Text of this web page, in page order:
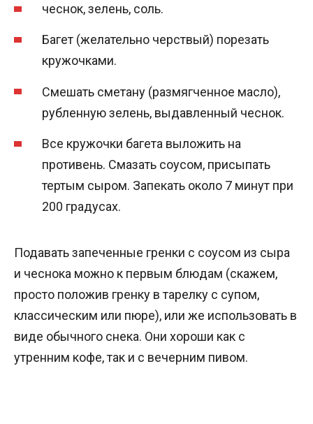
чеснок, зелень, соль.
Багет (желательно черствый) порезать
кружочками.
Смешать сметану (размягченное масло),
рубленную зелень, выдавленный чеснок.
Все кружочки багета выложить на
противень. Смазать соусом, присыпать
тертым сыром. Запекать около 7 минут при
200 градусах.
Подавать запеченные гренки с соусом из сыра
и чеснока можно к первым блюдам (скажем,
просто положив гренку в тарелку с супом,
классическим или пюре), или же использовать в
виде обычного снека. Они хороши как с
утренним кофе, так и с вечерним пивом.